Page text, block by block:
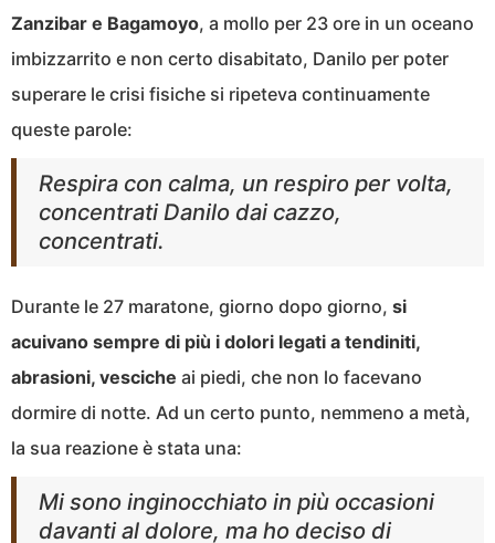
Zanzibar e Bagamoyo, a mollo per 23 ore in un oceano
imbizzarrito e non certo disabitato, Danilo per poter
superare le crisi fisiche si ripeteva continuamente
queste parole:
Respira con calma, un respiro per volta,
concentrati Danilo dai cazzo,
concentrati.
Durante le 27 maratone, giorno dopo giorno, si
acuivano sempre di più i dolori legati a tendiniti,
abrasioni, vesciche ai piedi, che non lo facevano
dormire di notte. Ad un certo punto, nemmeno a metà,
la sua reazione è stata una:
Mi sono inginocchiato in più occasioni
davanti al dolore, ma ho deciso di